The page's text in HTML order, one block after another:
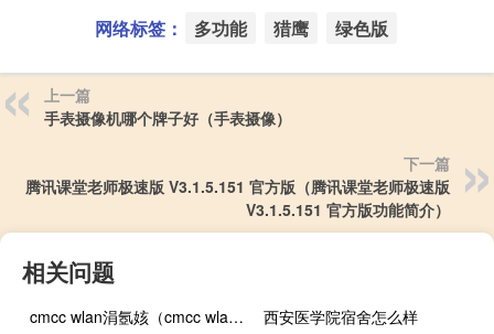
网络标签： 多功能 猎鹰 绿色版
上一篇
手表摄像机哪个牌子好（手表摄像）
下一篇
腾讯课堂老师极速版 V3.1.5.151 官方版（腾讯课堂老师极速版
V3.1.5.151 官方版功能简介）
相关问题
cmcc wlan涓氬姟（cmcc wlan）
西安医学院宿舍怎么样